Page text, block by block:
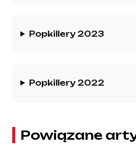
Popkillery 2023
Popkillery 2022
Powiązane